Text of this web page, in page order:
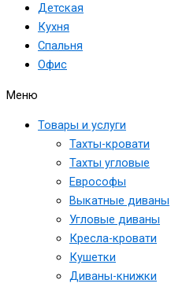
Детская
Кухня
Спальня
Офис
Меню
Товары и услуги
Тахты-кровати
Тахты угловые
Еврософы
Выкатные диваны
Угловые диваны
Кресла-кровати
Кушетки
Диваны-книжки